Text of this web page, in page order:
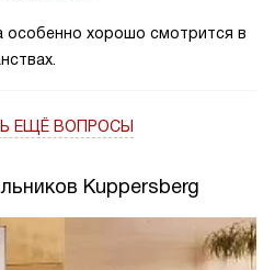
особенно хорошо смотрится в
ЕЩЁ ВОПРОСЫ
Kuppersberg